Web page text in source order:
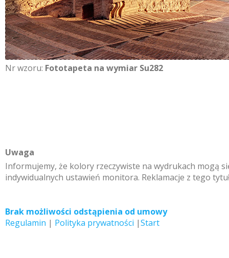
Nr wzoru: Fototapeta na wymiar Su282
Uwaga
Informujemy, że kolory rzeczywiste na wydrukach mogą
indywidualnych ustawień monitora. Reklamacje z tego
Brak możliwości odstąpienia od umowy
Regulamin | Polityka prywatności |Start